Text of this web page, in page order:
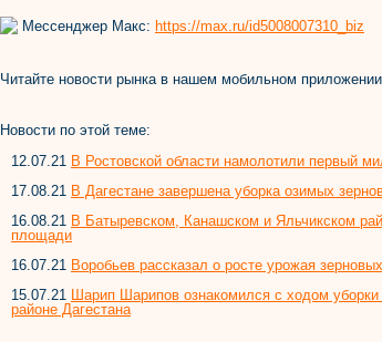
Мессенджер Макс: https://max.ru/id5008007310_biz
Читайте новости рынка в нашем мобильном приложении
Новости по этой теме:
12.07.21 В Ростовской области намолотили первый
17.08.21 В Дагестане завершена уборка озимых
16.08.21 В Батыревском, Канашском и Яльчикском
площади
16.07.21 Воробьев рассказал о росте урожая
15.07.21 Шарип Шарипов ознакомился с ходом
районе Дагестана